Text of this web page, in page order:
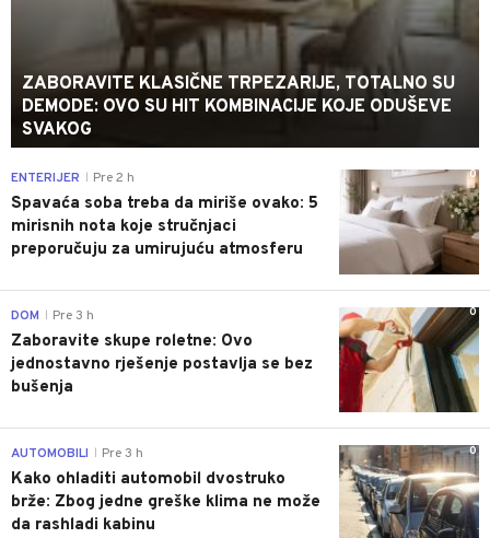
ZABORAVITE KLASIČNE TRPEZARIJE, TOTALNO SU
DEMODE: OVO SU HIT KOMBINACIJE KOJE ODUŠEVE
SVAKOG
0
ENTERIJER Pre 2 h
Spavaća soba treba da miriše ovako: 5
mirisnih nota koje stručnjaci
preporučuju za umirujuću atmosferu
0
DOM Pre 3 h
Zaboravite skupe roletne: Ovo
jednostavno rješenje postavlja se bez
bušenja
0
AUTOMOBILI Pre 3 h
Kako ohladiti automobil dvostruko
brže: Zbog jedne greške klima ne može
da rashladi kabinu